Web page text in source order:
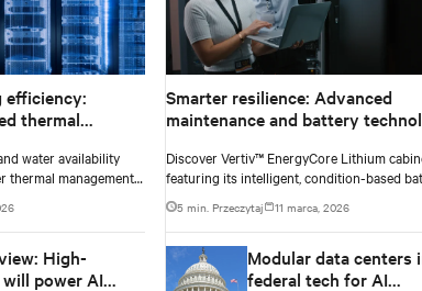
efficiency:
thermal
water availability
thermal management
temperatures don’t
High-
power AI
Smarter resilience: Advanced
maintenance and battery
Discover Vertiv™ EnergyCore Lithium
featuring its intelligent, condition-based
health management and advanced Lithium-
technology, and how it transforms data
backup and power smoothing to offer
efficiency and intelligent monitoring
5 min. Przeczytaj 11 marca, 2026
Modular data centers
federal tech for AI